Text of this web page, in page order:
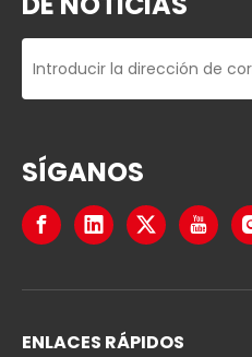
SÍGANOS
ENLACES RÁPIDOS